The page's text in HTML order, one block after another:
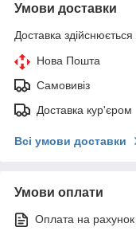
Умови доставки
Доставка здійснюється
Нова Пошта
Самовивіз
Доставка кур'єром
Всі умови доставки
Умови оплати
Оплата на рахунок